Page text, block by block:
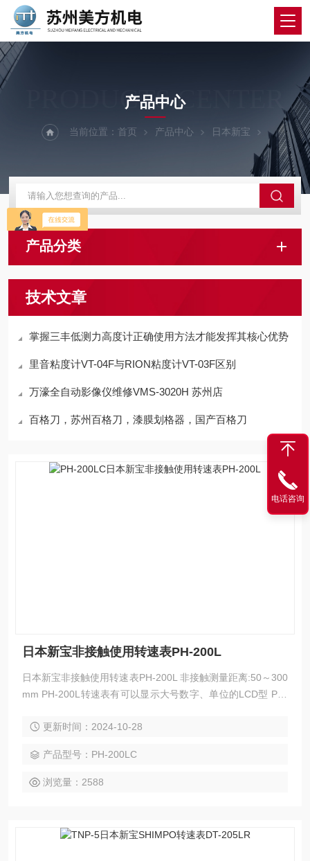
PRODUCTS CENTER
产品中心
当前位置： 首页 产品中心 日本新宝
产品分类
技术文章
掌握三丰低测力高度计正确使用方法才能发挥其核心优势
里音粘度计VT-04F与RION粘度计VT-03F区别
万濠全自动影像仪维修VMS-3020H 苏州店
百格刀，苏州百格刀，漆膜划格器，国产百格刀
日本新宝非接触使用转速表PH-200L
日本新宝非接触使用转速表PH-200L 非接触测量距离:50～300
mm PH-200L转速表有可以显示大号数字、单位的LCD型 PH-
更新时间：2024-10-28
产品型号：PH-200LC
浏览量：2588
电话咨询